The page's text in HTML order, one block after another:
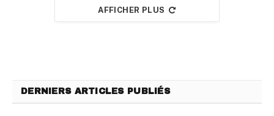
AFFICHER PLUS
DERNIERS ARTICLES PUBLIÉS